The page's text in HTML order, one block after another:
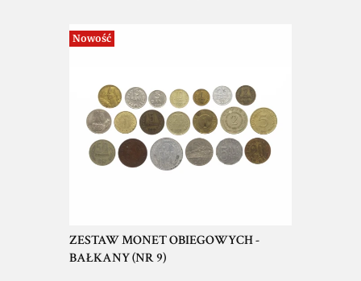
Nowość
ZESTAW MONET OBIEGOWYCH -
BAŁKANY (NR 9)